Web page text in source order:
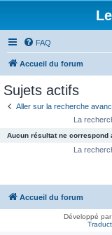
FAQ
Accueil du forum
Sujets actifs
Aller sur la recherche
La
Aucun résultat ne correspond
La
Accueil du forum
Développé par